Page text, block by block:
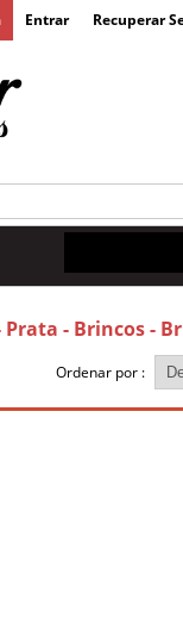
Entrar Recuperar
Prata - Brincos-
Ordenar por :